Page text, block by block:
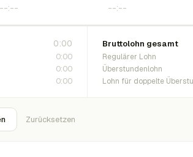
0:00
0:00
0:00
0:00
Bruttolohn gesamt
Regulärer Lohn
Überstundenlohn
Lohn für doppelte
Zurücksetzen